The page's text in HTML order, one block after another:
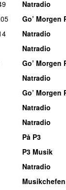
Natradio
Go’ Morgen
Natradio
Natradio
Go’ Morgen
Natradio
Go’ Morgen
Natradio
Natradio
På P3
P3 Musik
Natradio
Musikchefen